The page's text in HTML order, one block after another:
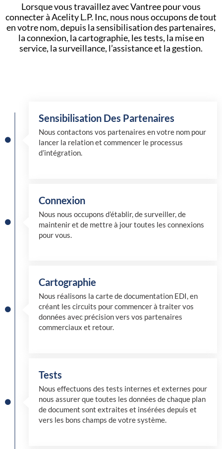
Lorsque vous travaillez avec Vantree pour vous
connecter à Acelity L.P. Inc, nous nous occupons de tout
en votre nom, depuis la sensibilisation des partenaires,
la connexion, la cartographie, les tests, la mise en
service, la surveillance, l’assistance et la gestion.
Sensibilisation Des Partenaires
Nous contactons vos partenaires en votre nom pour
lancer la relation et commencer le processus
d’intégration.
Connexion
Nous nous occupons d’établir, de surveiller, de
maintenir et de mettre à jour toutes les connexions
pour vous.
Cartographie
Nous réalisons la carte de documentation EDI, en
créant les circuits pour commencer à traiter vos
données avec précision vers vos partenaires
commerciaux et retour.
Tests
Nous effectuons des tests internes et externes pour
nous assurer que toutes les données de chaque plan
de document sont extraites et insérées depuis et
vers les bons champs de votre système.